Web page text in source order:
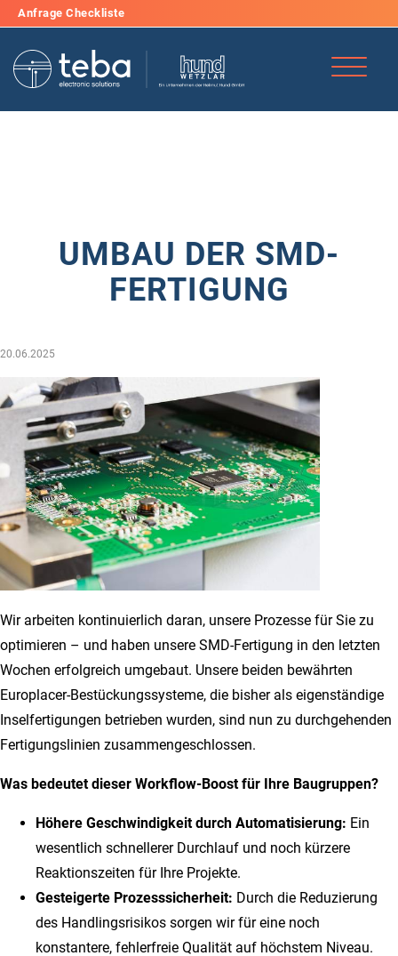
Anfrage Checkliste
info@teba-gmbh.de
UMBAU DER SMD-
FERTIGUNG
20.06.2025
Wir arbeiten kontinuierlich daran, unsere Prozesse für Sie zu
optimieren – und haben unsere SMD-Fertigung in den letzten
Wochen erfolgreich umgebaut. Unsere beiden bewährten
Europlacer-Bestückungssysteme, die bisher als eigenständige
Inselfertigungen betrieben wurden, sind nun zu durchgehenden
Fertigungslinien zusammengeschlossen.
Was bedeutet dieser Workflow-Boost für Ihre Baugruppen?
Höhere Geschwindigkeit durch Automatisierung: Ein
wesentlich schnellerer Durchlauf und noch kürzere
Reaktionszeiten für Ihre Projekte.
Gesteigerte Prozesssicherheit: Durch die Reduzierung
des Handlingsrisikos sorgen wir für eine noch
konstantere, fehlerfreie Qualität auf höchstem Niveau.